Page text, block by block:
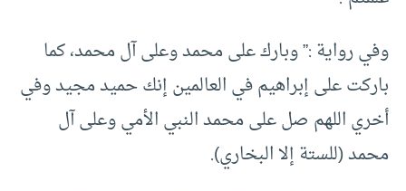
وفي رواية :” وبارك على محمد وعلى آل محمد، كما
باركت على إبراهيم في العالمين إنك حميد مجيد وفي
أخري اللهم صل على محمد النبي الأمي وعلى آل
محمد (للستة إلا البخاري).